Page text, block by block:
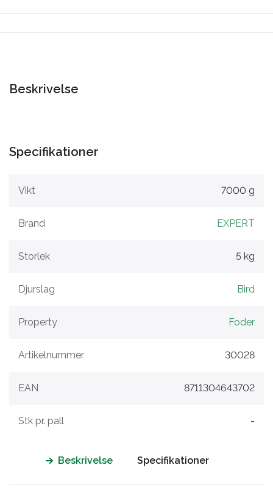
Beskrivelse
Specifikationer
Vikt 7000 g
Brand EXPERT
Storlek 5 kg
Djurslag Bird
Property Foder
Artikelnummer 30028
EAN 8711304643702
Stk pr. pall -
Beskrivelse Specifikationer